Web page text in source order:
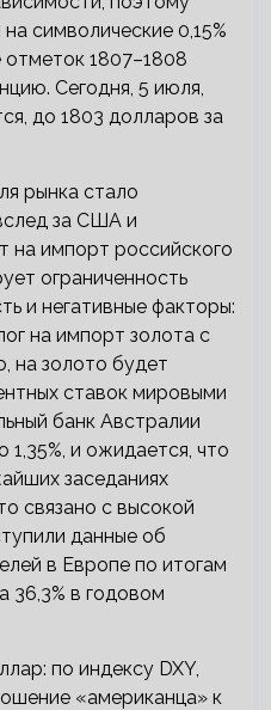
символические 0,15%
1807–1808
Сегодня, 5 июля,
до 1803 долларов за
рынка стало
за США и
на импорт российского
ограниченность
и негативные факторы:
на импорт золота с
на золото будет
ставок мировыми
банк Австралии
1,35%, и ожидается, что
заседаниях
связано с высокой
данные об
в Европе по итогам
36,3% в годовом
по индексу DXY,
«американца» к